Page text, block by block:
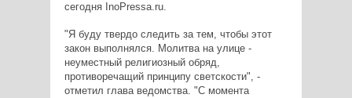
сегодня InoPressa.ru.
"Я буду твердо следить за тем, чтобы этот
закон выполнялся. Молитва на улице -
неуместный религиозный обряд,
противоречащий принципу светскости", -
отметил глава ведомства. "С момента